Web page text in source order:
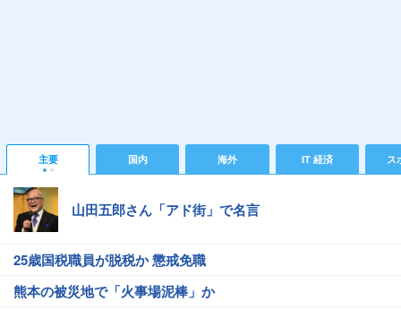
主要 国内 海外 IT 経済 ス
山田五郎さん「アド街」で名言
25歳国税職員が脱税か 懲戒免職
熊本の被災地で「火事場泥棒」か